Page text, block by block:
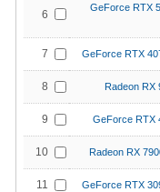
6
GeForce RTX
7 GeForce RTX
8 Radeon RX
9 GeForce RTX
10 Radeon RX
11 GeForce RTX